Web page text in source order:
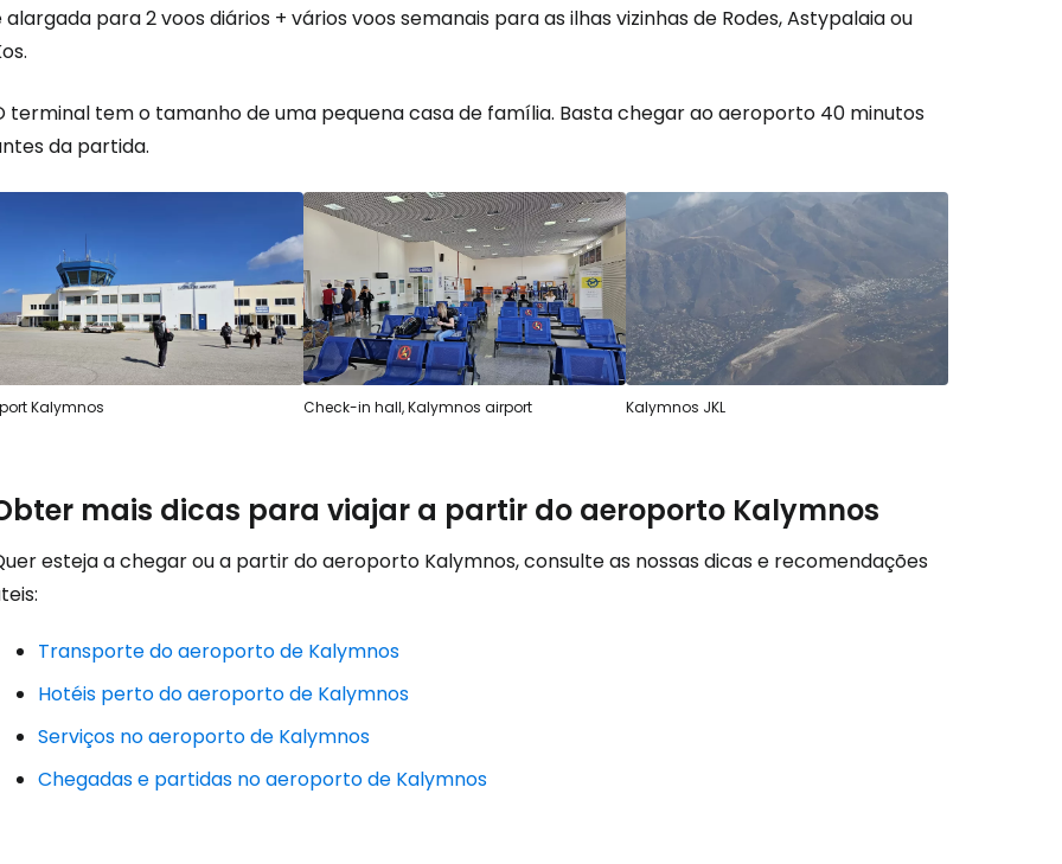
alargada para 2 voos diários + vários voos semanais para as ilhas vizinhas de Rodes, Astypalaia ou
terminal tem o tamanho de uma pequena casa de família. Basta chegar ao aeroporto 40 minutos
da partida.
Kalymnos Check-in hall, Kalymnos airport Kalymnos JKL
mais dicas para viajar a partir do aeroporto Kalymnos
esteja a chegar ou a partir do aeroporto Kalymnos, consulte as nossas dicas e recomendações
Transporte do aeroporto de Kalymnos
Hotéis perto do aeroporto de Kalymnos
Serviços no aeroporto de Kalymnos
Chegadas e partidas no aeroporto de Kalymnos
Continuar com o correio eletrónico